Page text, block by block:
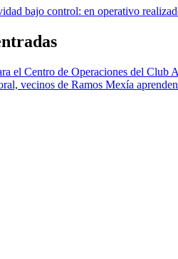
bajo control: en operativo
el Centro de Operaciones del Club
vecinos de Ramos Mexía